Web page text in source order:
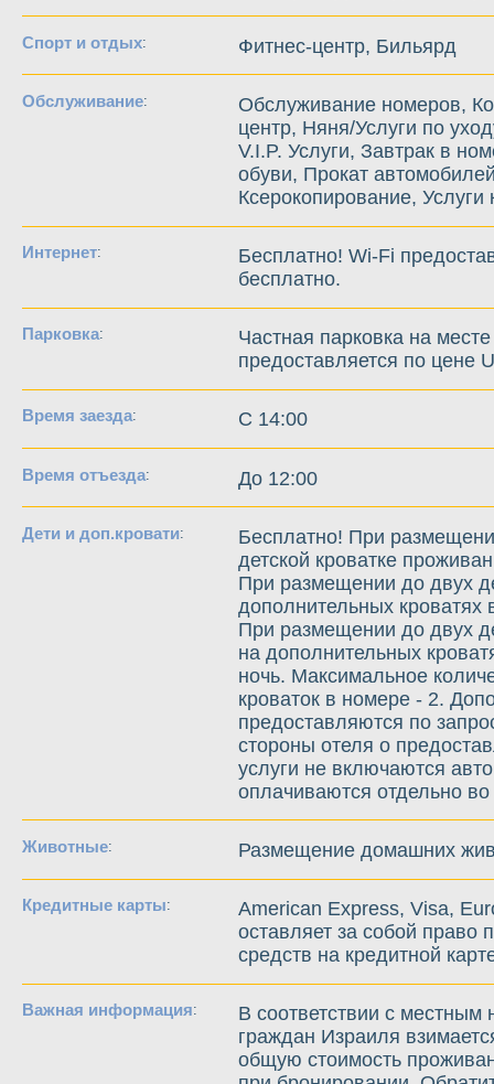
Спорт и отдых: Фитнес-центр, Бильярд
Обслуживание:
Обслуживание номеров,
центр, Няня/Услуги по
V.I.P. Услуги, Завтрак в
обуви, Прокат
Ксерокопирование, Услуги
Интернет:
Бесплатно! Wi-Fi
бесплатно.
Парковка:
Частная парковка на
предоставляется по цене
Время заезда: C 14:00
Время отъезда: До 12:00
Дети и доп.кровати:
Бесплатно! При
детской кроватке
При размещении до двух
дополнительных кроватях
При размещении до двух
на дополнительных
ночь. Максимальное
кроваток в номере - 2.
предоставляются по
стороны отеля о
услуги не включаются
оплачиваются отдельно
Животные: Размещение домашних
Кредитные карты:
American Express, Visa,
оставляет за собой право
средств на кредитной
Важная информация:
В соответствии с местным
граждан Израиля
общую стоимость